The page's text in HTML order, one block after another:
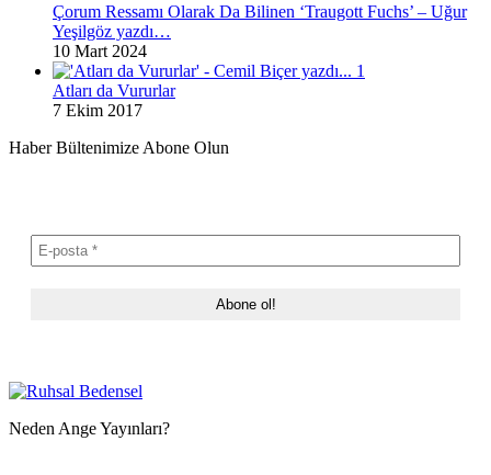
Çorum Ressamı Olarak Da Bilinen ‘Traugott Fuchs’ – Uğur
Yeşilgöz yazdı…
10 Mart 2024
Atları da Vururlar
7 Ekim 2017
Haber Bültenimize Abone Olun
Neden Ange Yayınları?